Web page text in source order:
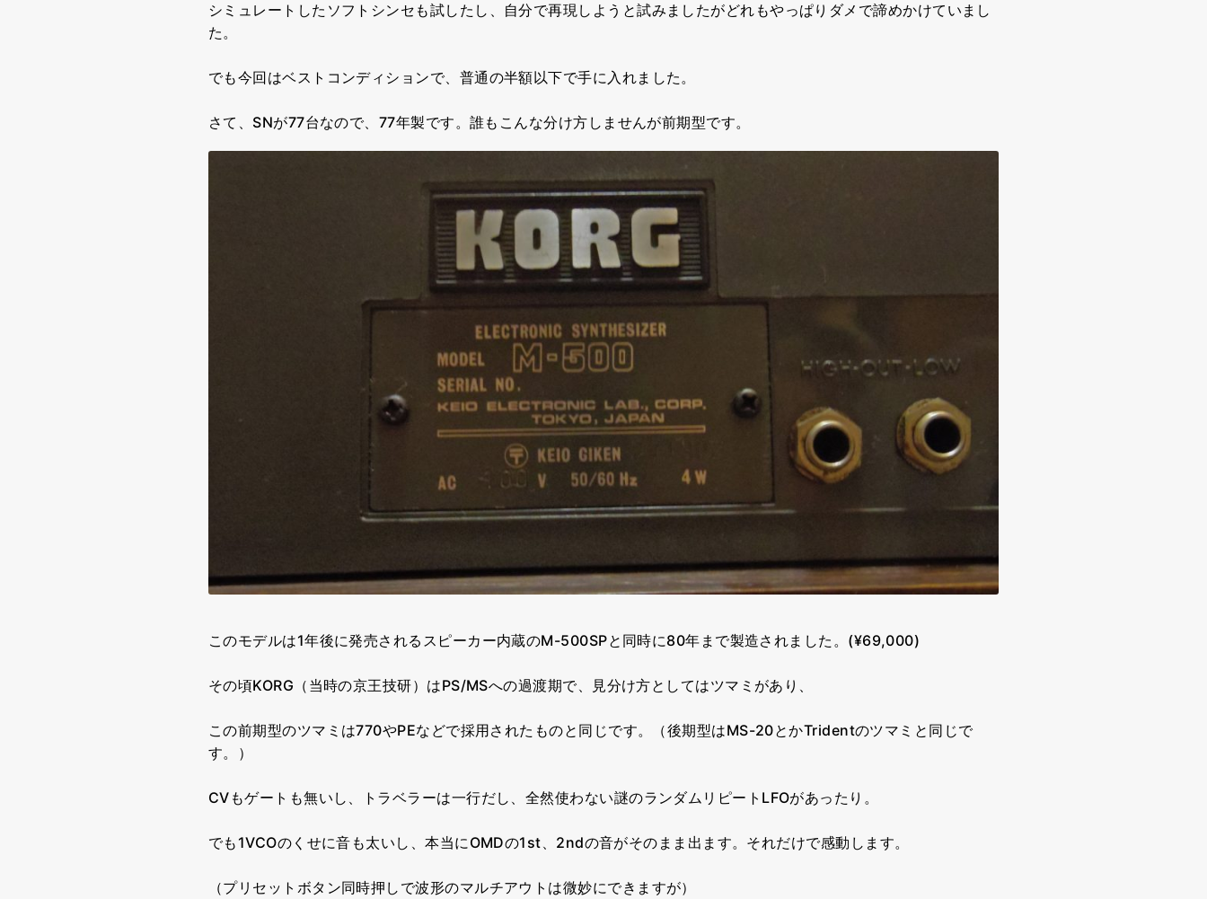
シミュレートしたソフトシンセも試したし、自分で再現しようと試みましたがどれもやっぱりダメで諦めかけていまし
た。
でも今回はベストコンディションで、普通の半額以下で手に入れました。
さて、SNが77台なので、77年製です。誰もこんな分け方しませんが前期型です。
このモデルは1年後に発売されるスピーカー内蔵のM-500SPと同時に80年まで製造されました。(¥69,000)
その頃KORG（当時の京王技研）はPS/MSへの過渡期で、見分け方としてはツマミがあり、
この前期型のツマミは770やPEなどで採用されたものと同じです。（後期型はMS-20とかTridentのツマミと同じで
す。）
CVもゲートも無いし、トラベラーは一行だし、全然使わない謎のランダムリピートLFOがあったり。
でも1VCOのくせに音も太いし、本当にOMDの1st、2ndの音がそのまま出ます。それだけで感動します。
（プリセットボタン同時押しで波形のマルチアウトは微妙にできますが）